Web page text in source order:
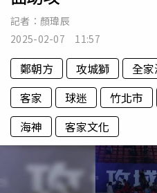
記者： 顏瑋辰
2025-02-07 11:57
鄭朝方 攻城獅 全
客家
球迷 竹北市
海神
客家文化